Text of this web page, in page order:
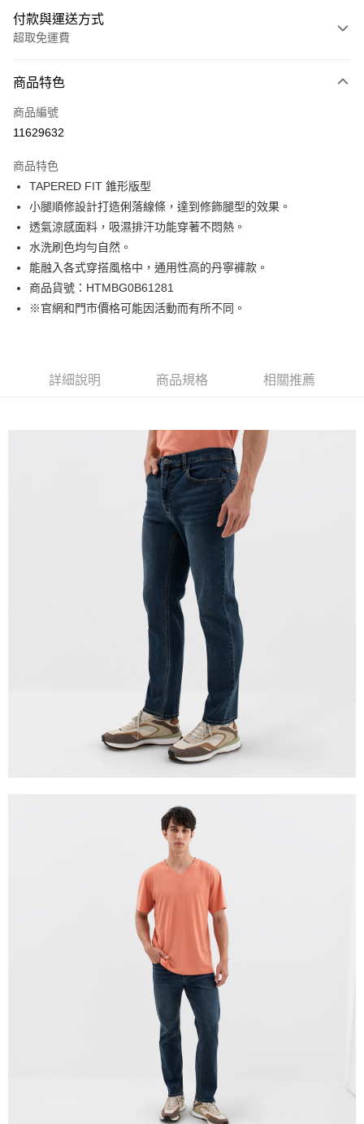
付款與運送方式
超取免運費
信用卡一次付款
LINE Pay
街口支付
悠遊付
Google Pay
貨到付款
運送方式
每筆NT$130，滿NT$1,000(含以上)免運費
商品特色
商品編號
11629632
商品特色
TAPERED FIT 錐形版型
小腿順修設計打造俐落線條，達到修飾腿型的效果。
透氣涼感面料，吸濕排汗功能穿著不悶熱。
水洗刷色均勻自然。
能融入各式穿搭風格中，通用性高的丹寧褲款。
商品貨號：HTMBG0B61281
※官網和門市價格可能因活動而有所不同。
詳細說明 商品規格 相關推薦